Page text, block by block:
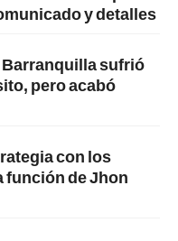
y detalles
sufrió
pero acabó
con los
función de Jhon